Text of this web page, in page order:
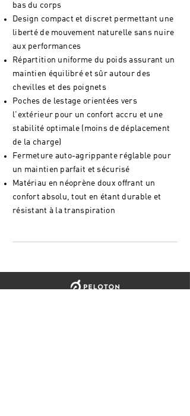
bas du corps
Design compact et discret permettant une
liberté de mouvement naturelle sans nuire
aux performances
Répartition uniforme du poids assurant un
maintien équilibré et sûr autour des
chevilles et des poignets
Poches de lestage orientées vers
l'extérieur pour un confort accru et une
stabilité optimale (moins de déplacement
de la charge)
Fermeture auto-agrippante réglable pour
un maintien parfait et sécurisé
Matériau en néoprène doux offrant un
confort absolu, tout en étant durable et
résistant à la transpiration